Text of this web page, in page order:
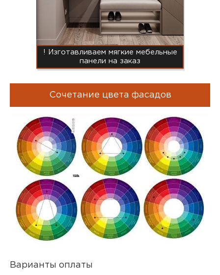
! Изготавливаем мягкие мебельные
панели на заказ
Сочетание цвета фасадов
Варианты оплаты